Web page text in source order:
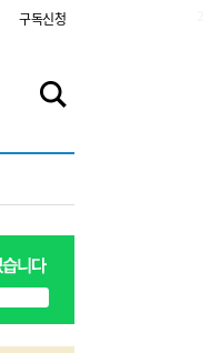
구독신청